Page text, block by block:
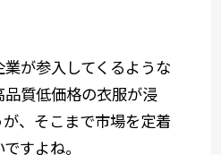
が参入してくるような
品質低価格の衣服が浸
、そこまで市場を定着
すよね。